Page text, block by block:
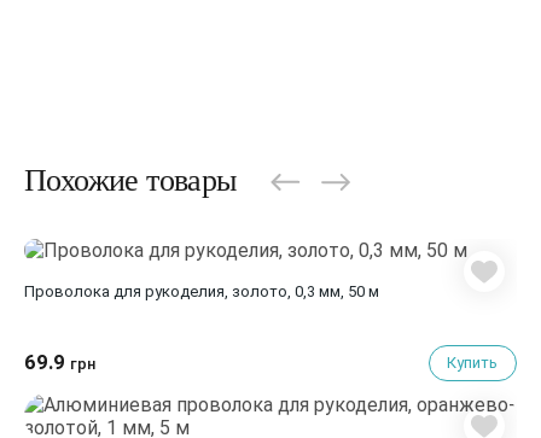
Похожие товары
Проволока для рукоделия, золото, 0,3 мм, 50 м
69.9 грн Купить